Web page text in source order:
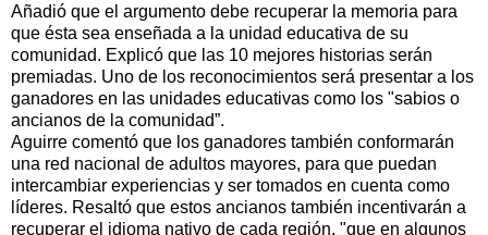
Añadió que el argumento debe recuperar la memoria para
que ésta sea enseñada a la unidad educativa de su
comunidad. Explicó que las 10 mejores historias serán
premiadas. Uno de los reconocimientos será presentar a los
ganadores en las unidades educativas como los "sabios o
ancianos de la comunidad”.
Aguirre comentó que los ganadores también conformarán
una red nacional de adultos mayores, para que puedan
intercambiar experiencias y ser tomados en cuenta como
líderes. Resaltó que estos ancianos también incentivarán a
recuperar el idioma nativo de cada región, "que en algunos